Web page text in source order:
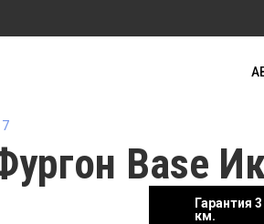
Base
Гарантия
км.